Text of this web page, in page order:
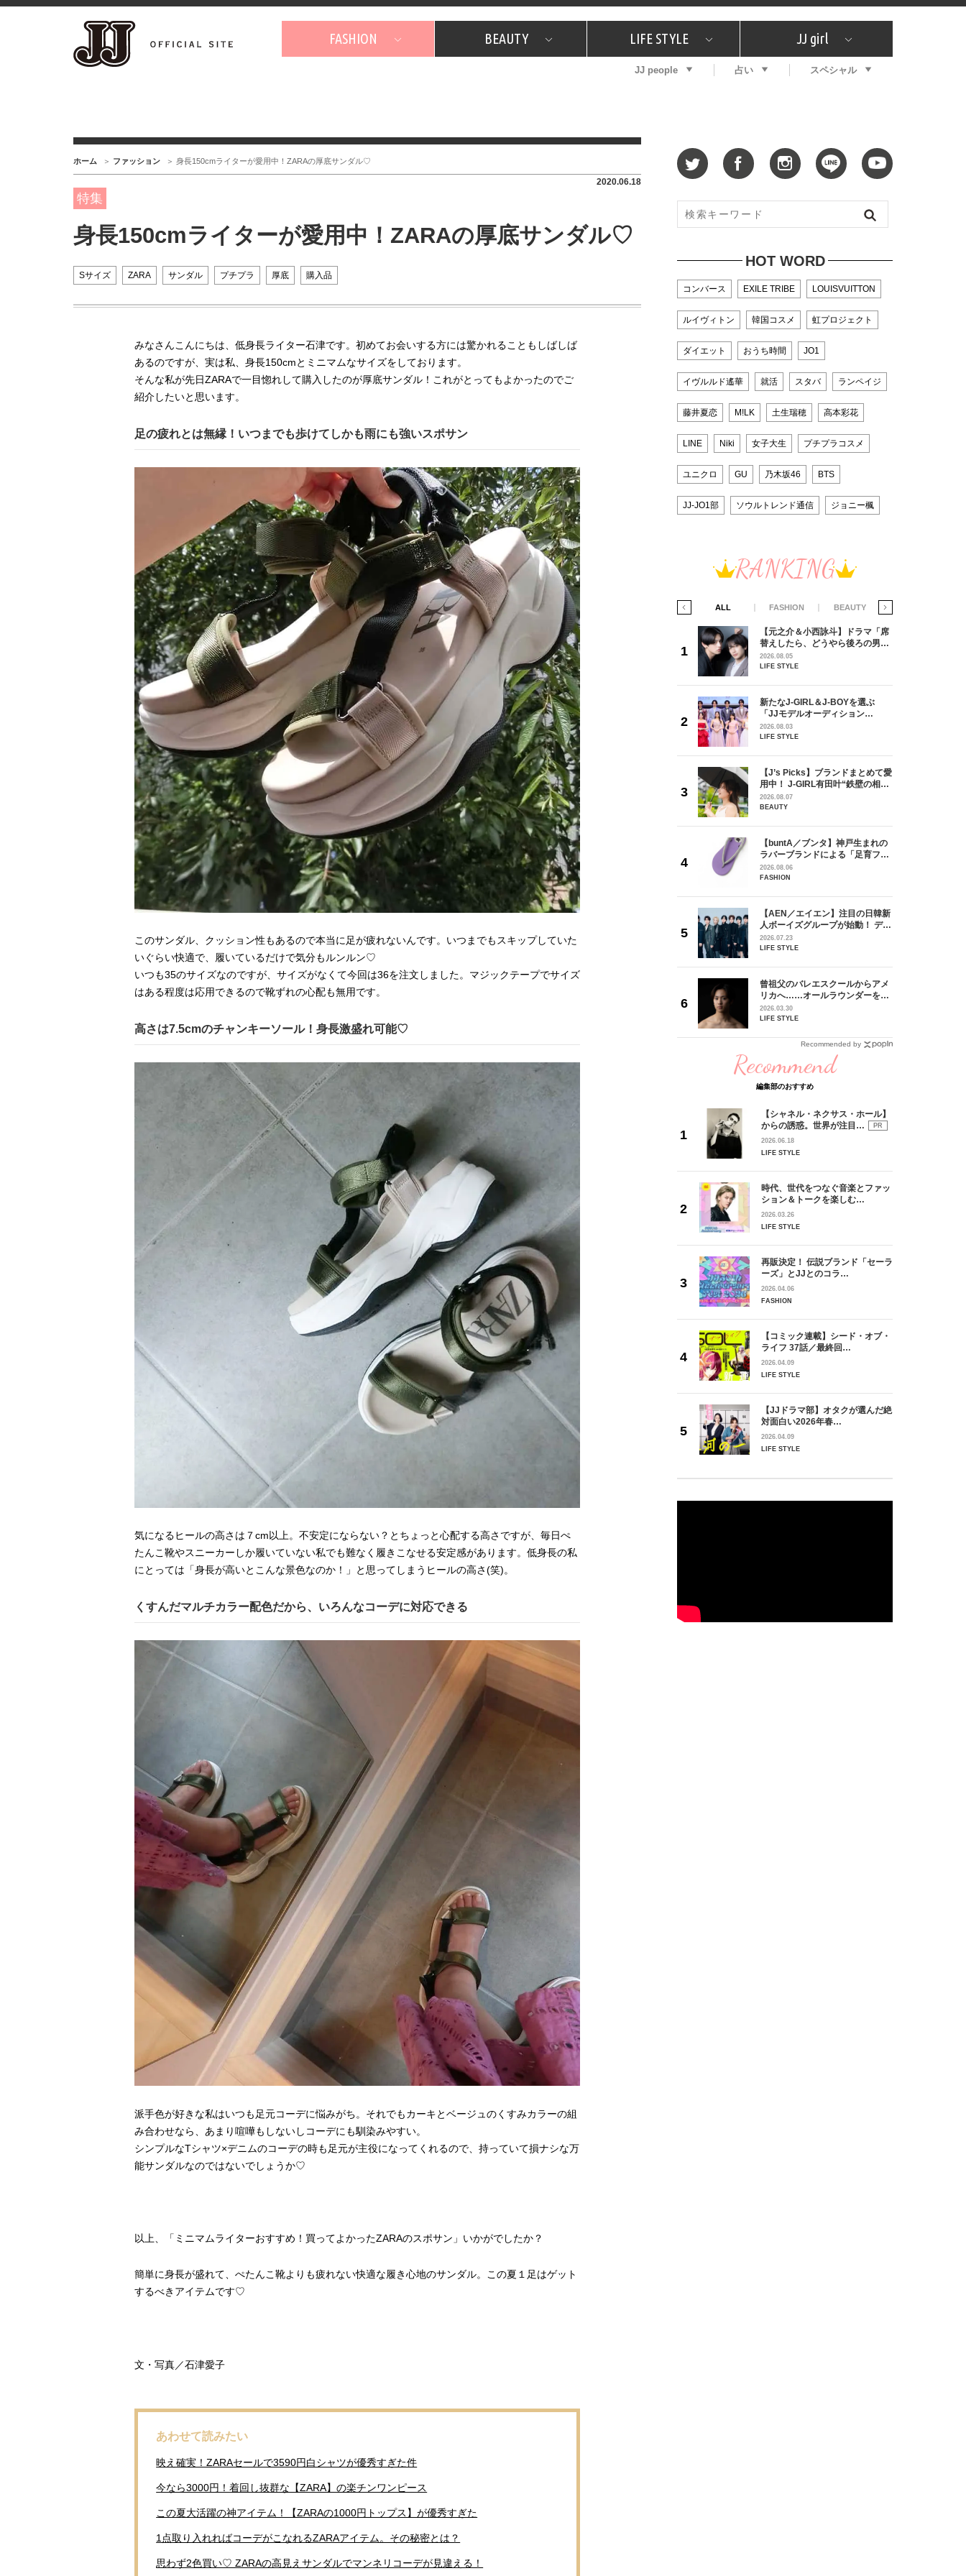
FASHION
JJスタッフの"それどこの"？ プチプラ プレゼント
BEAUTY
コスメ全部試してみた What's NEW？ 特集
LIFE STYLE
JJグルメガイド エンタメ プレゼント
恋愛
JJ girl
特集 おしゃラン！
JJ people 占い スペシャル
ホーム ファッション 身長150cmライターが愛用中！ZARAの厚底サンダル♡
2020.06.18
特集
身長150cmライターが愛用中！ZARAの厚底サンダル♡
Sサイズ ZARA サンダル プチプラ 厚底 購入品
みなさんこんにちは、低身長ライター石津です。初めてお会いする方には驚かれることもしばしば
あるのですが、実は私、身長150cmとミニマムなサイズをしております。
そんな私が先日ZARAで一目惚れして購入したのが厚底サンダル！これがとってもよかったのでご
紹介したいと思います。
足の疲れとは無縁！いつまでも歩けてしかも雨にも強いスポサン
このサンダル、クッション性もあるので本当に足が疲れないんです。いつまでもスキップしていた
いぐらい快適で、履いているだけで気分もルンルン♡
いつも35のサイズなのですが、サイズがなくて今回は36を注文しました。マジックテープでサイズ
はある程度は応用できるので靴ずれの心配も無用です。
高さは7.5cmのチャンキーソール！身長激盛れ可能♡
気になるヒールの高さは７cm以上。不安定にならない？とちょっと心配する高さですが、毎日ぺ
たんこ靴やスニーカーしか履いていない私でも難なく履きこなせる安定感があります。低身長の私
にとっては「身長が高いとこんな景色なのか！」と思ってしまうヒールの高さ(笑)。
くすんだマルチカラー配色だから、いろんなコーデに対応できる
派手色が好きな私はいつも足元コーデに悩みがち。それでもカーキとベージュのくすみカラーの組
み合わせなら、あまり喧嘩もしないしコーデにも馴染みやすい。
シンプルなTシャツ×デニムのコーデの時も足元が主役になってくれるので、持っていて損ナシな万
能サンダルなのではないでしょうか♡
以上、「ミニマムライターおすすめ！買ってよかったZARAのスポサン」いかがでしたか？
簡単に身長が盛れて、ぺたんこ靴よりも疲れない快適な履き心地のサンダル。この夏１足はゲット
するべきアイテムです♡
文・写真／石津愛子
あわせて読みたい
映え確実！ZARAセールで3590円白シャツが優秀すぎた件
今なら3000円！着回し抜群な【ZARA】の楽チンワンピース
この夏大活躍の神アイテム！【ZARAの1000円トップス】が優秀すぎた
1点取り入れればコーデがこなれるZARAアイテム。その秘密とは？
思わず2色買い♡ ZARAの高見えサンダルでマンネリコーデが見違える！
HOT WORD
コンバース EXILE TRIBE LOUISVUITTON
ルイヴィトン 韓国コスメ 虹プロジェクト
ダイエット おうち時間 JO1
イヴルルド遙華 就活 スタバ ランペイジ
藤井夏恋 M!LK 土生瑞穂 高本彩花
LINE Niki 女子大生 プチプラコスメ
ユニクロ GU 乃木坂46 BTS
JJ-JO1部 ソウルトレンド通信 ジョニー楓
RANKING
BEAUTY ALL FASHION BEAUTY
【J’s Picks】ブランドまとめて愛
用中！ J-GIRL有田叶“鉄壁の相
棒”〈ビューティ＆ファッション
夏の必需品〉
2026.08.07
BEAUTY
【JJ専属モデルの素顔】ビューテ
ィ大好き！ 松川 星のお気に入り
コスメをCHECK
2025.12.16
BEAUTY
【J’s Picks】悲しい経験でたどり
着いた…J-BOY三上龍の手放せな
い“オールインワン”アイテム〈ビ
ューティ＆ファッション夏の必需
2026.08.05
【注目アーティストRainy。っ
て？】自称“コスメオタク見習
い”のポーチの中身、拝見しま
す！
2026.01.30
BEAUTY
【J’s Picks】J-GIRL早坂萌香の
ばん大切なのは…〈ビューティ＆
ファッション夏の必需品〉
2026.07.24
uka新店舗「uka store / Care &
ットも
【元之介＆小西詠斗】ドラマ「席
替えしたら、どうやら後ろの男が
どうやら俺のこと好きらしい」放
送記念インタビュー♡ 「自然と詠
斗くんが可愛く見えたんです」
2026.08.05
LIFE STYLE
新たなJ-GIRL＆J-BOYを選ぶ
「JJモデルオーディション
2027」が募集開始！ 予選ブロッ
クは候補生の“魅力”を重視した
「新システム」に変わります
2026.08.03
LIFE STYLE
【AEN／エイエン】注目の日韓新
人ボーイズグループが始動！ デビ
ュー目前のフレッシュな面々を独
占インタビュー。7人の魅力に迫
ります♪
2026.07.23
LIFE STYLE
曾祖父のバレエスクールからアメ
リカへ……オールラウンダーを目
指すダンサーは踊ることが好きす
ぎる【王子様の推しドコロ】
vol.29 三宅啄未さん
2026.03.30
LIFE STYLE
【新世代J-POPグループ
ィストを目指すきかっけとなった
先輩とは―― 新曲「青春インクレ
ュー
2025.10.20
【元之介＆小西詠斗】ドラマ「席
替えしたら、どうやら後ろの男が
どうやら俺のこと好きらしい」放
送記念インタビュー♡ 「自然と詠
2026.08.05
LIFE STYLE
新たなJ-GIRL＆J-BOYを選ぶ
「JJモデルオーディション
2027」が募集開始！ 予選ブロッ
クは候補生の“魅力”を重視した
2026.08.03
LIFE STYLE
【J’s Picks】ブランドまとめて愛
用中！ J-GIRL有田叶“鉄壁の相
棒”〈ビューティ＆ファッション
夏の必需品〉
2026.08.07
BEAUTY
【buntA／ブンタ】神戸生まれの
ラバーブランドによる「足育フッ
トウェア」。伊勢丹新宿店でPOP-
UP開催中！
2026.08.06
FASHION
【AEN／エイエン】注目の日韓新
人ボーイズグループが始動！ デビ
ュー目前のフレッシュな面々を独
占インタビュー。7人の魅力に迫
2026.07.23
LIFE STYLE
曾祖父のバレエスクールからアメ
リカへ……オールラウンダーを目
指すダンサーは踊ることが好きす
ぎる【王子様の推しドコロ】
2026.03.30
LIFE STYLE
Recommended by
Recommend
編集部のおすすめ
【シャネル・ネクサス・ホール】
からの誘惑。世界が注目…
PR
2026.06.18
LIFE STYLE
時代、世代をつなぐ音楽とファッ
ション＆トークを楽しむ…
2026.03.26
LIFE STYLE
再販決定！ 伝説ブランド「セーラ
ーズ」とJJとのコラ…
2026.04.06
FASHION
【コミック連載】シード・オブ・
ライフ 37話／最終回…
2026.04.09
LIFE STYLE
【JJドラマ部】オタクが選んだ絶
対面白い2026年春…
2026.04.09
LIFE STYLE